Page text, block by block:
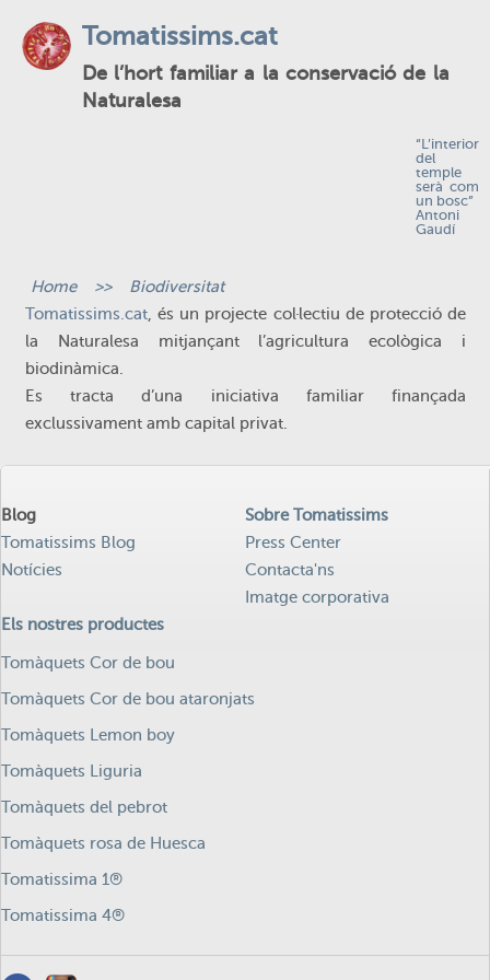
Tomatissims.cat
De l’hort familiar a la conservació de la
Naturalesa
“L’interior
del
temple
serà com
un bosc”
Antoni
Gaudí
Home>> Biodiversitat
Tomatissims.cat, és un projecte col·lectiu de protecció de
la Naturalesa mitjançant l’agricultura ecològica i
biodinàmica.
Es tracta d’una iniciativa familiar finançada
exclussivament amb capital privat.
Blog
Tomatissims Blog
Notícies
Sobre Tomatissims
Press Center
Contacta'ns
Imatge corporativa
Els nostres productes
Tomàquets Cor de bou
Tomàquets Cor de bou ataronjats
Tomàquets Lemon boy
Tomàquets Liguria
Tomàquets del pebrot
Tomàquets rosa de Huesca
Tomatissima 1®
Tomatissima 4®